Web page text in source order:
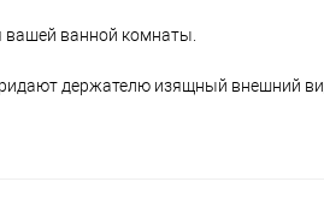
вашей ванной комнаты.
держателю изящный внешний